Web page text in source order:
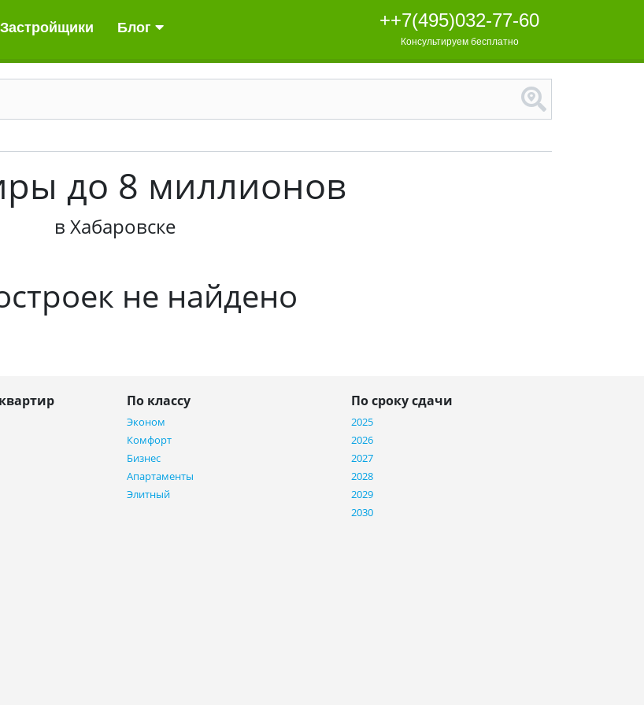
Застройщики Блог ++7(495)032-77-60
Консультируем бесплатно
до 8 миллионов
в Хабаровске
не найдено
По классу
Эконом
Комфорт
Бизнес
Апартаменты
Элитный
По сроку сдачи
2025
2026
2027
2028
2029
2030